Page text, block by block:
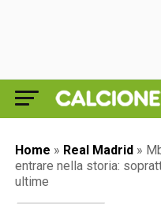
Home » Real Madrid »
entrare nella storia:
ultime